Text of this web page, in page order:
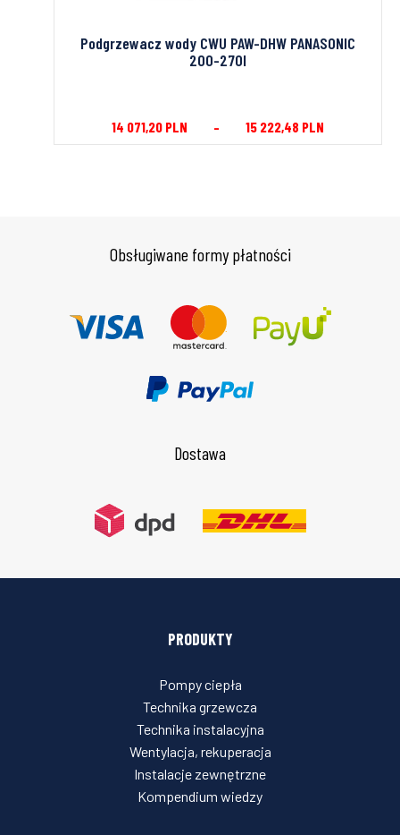
Podgrzewacz wody CWU PAW-DHW PANASONIC
200-270l
14 071,20 PLN – 15 222,48 PLN
Obsługiwane formy płatności
Dostawa
PRODUKTY
Pompy ciepła
Technika grzewcza
Technika instalacyjna
Wentylacja, rekuperacja
Instalacje zewnętrzne
Kompendium wiedzy